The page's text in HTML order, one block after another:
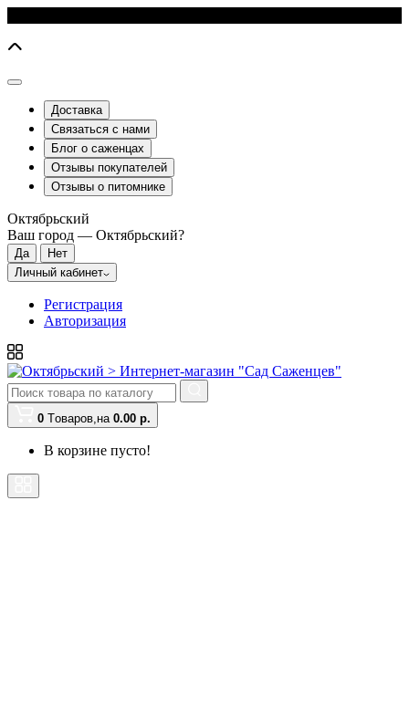
Доставка
Связаться с нами
Блог о саженцах
Отзывы покупателей
Отзывы о питомнике
Октябрьский
Ваш город — Октябрьский?
Личный кабинет
Регистрация
Авторизация
0 Tоваров,на 0.00 р.
В корзине пусто!